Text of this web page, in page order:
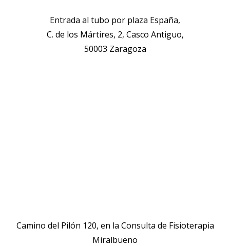
Entrada al tubo por plaza España,
C. de los Mártires, 2, Casco Antiguo,
50003 Zaragoza
Camino del Pilón 120, en la Consulta de Fisioterapia
Miralbueno